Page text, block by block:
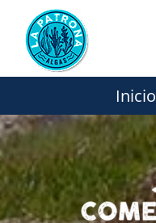
contenido
Inicio